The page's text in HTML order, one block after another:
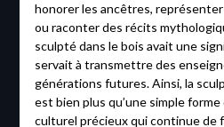
honorer les ancêtres,
ou raconter des récits
sculpté dans le bois avait une
servait à transmettre des
générations futures. Ainsi, la
est bien plus qu’une simple forme
culturel précieux qui continue de